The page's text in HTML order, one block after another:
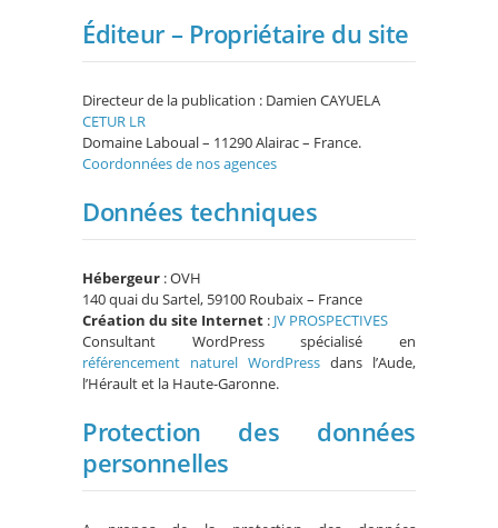
Éditeur – Propriétaire du site
Directeur de la publication : Damien CAYUELA
CETUR LR
Domaine Laboual – 11290 Alairac – France.
Coordonnées de nos agences
Données techniques
Hébergeur : OVH
140 quai du Sartel, 59100 Roubaix – France
Création du site Internet : JV PROSPECTIVES
Consultant WordPress spécialisé en
référencement naturel WordPress dans l’Aude,
l’Hérault et la Haute-Garonne.
Protection des données
personnelles